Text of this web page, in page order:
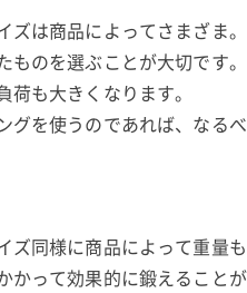
ズは商品によってさまざま。
のを選ぶことが大切です。
も大きくなります。
グを使うのであれば、なる
ズ同様に商品によって重量も
かって効果的に鍛えること